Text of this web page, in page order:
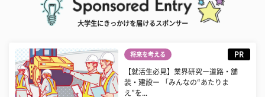
大学生にきっかけを届けるスポンサー
将来を考える PR
【就活生必見】業界研究ー道路・舗
装・建設ー 「みんなの“あたりま
え”を...